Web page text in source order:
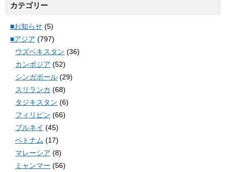
カテゴリー
■お知らせ (5)
■アジア (797)
ウズベキスタン (36)
カンボジア (52)
シンガポール (29)
スリランカ (68)
タジキスタン (6)
フィリピン (66)
ブルネイ (45)
ベトナム (17)
マレーシア (8)
ミャンマー (56)